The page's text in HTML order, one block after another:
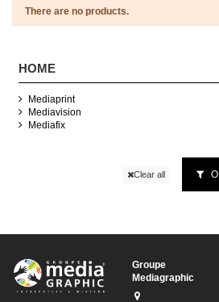
There are no products.
HOME
Mediaprint
Mediavision
Mediafix
Clear all
Groupe
Mediagraphic